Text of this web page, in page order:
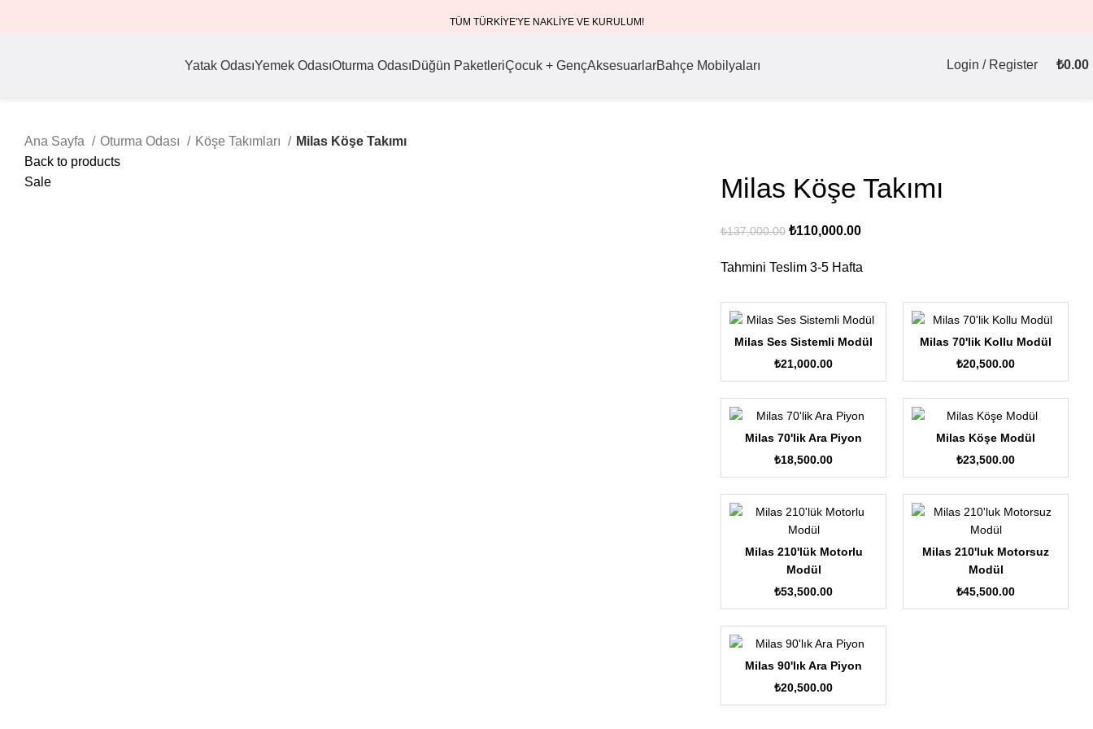
TÜM TÜRKİYE'YE NAKLİYE VE KURULUM!
Yatak OdasıYemek OdasıOturma OdasıDüğün PaketleriÇocuk + GençAksesuarlarBahçe Mobilyaları Login / Register ₺0.00
Ana Sayfa Oturma Odası Köşe Takımları
Milas Köşe Takımı
Back to products
Sale
Milas Köşe Takımı
₺137,000.00 Orijinal
₺137,000.00.
₺110,000.00Şu
fiyat:
Tahmini Teslim 3-5 Hafta
Milas Ses Sistemli Modül
₺21,000.00
Milas 70'lik Kollu Modül
₺20,500.00
Milas 70'lik Ara Piyon
₺18,500.00
Milas Köşe Modül
₺23,500.00
Milas 210'lük Motorlu
Modül
₺53,500.00
Milas 210'luk Motorsuz
Modül
₺45,500.00
Milas 90'lık Ara Piyon
₺20,500.00